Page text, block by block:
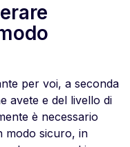
per voi, a seconda
avete e del livello di
è necessario
modo sicuro, in